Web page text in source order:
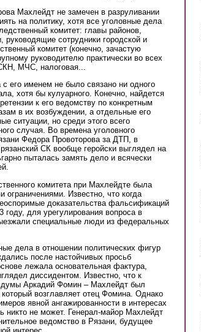
Махлейдт не замечен в разруливании
на политику, хотя все уголовные дела
комитет: главы районов,
руководящие сотрудники городской и
комитет (конечно, зачастую
руководителю практически во всех
МЧС, налоговая...
его именем не было связано ни одного
хотя бы кулуарного. Конечно, найдется
к его ведомству по конкретным
в их возбуждении, а отдельные его
ситуации, но среди этого всего
случая. Во времена уголовного
Федора Провоторова за ДТП, в
СК вообще геройски выглядел на
пыталась замять дело и всячески
комитета при Махлейдте была
Известно, что когда
доказательства фальсификаций
году, для урегулирования вопроса в
специальные люди из федеральных
дела в отношении политических фигур
после настойчивых просьб
лежала основательная фактура,
диссидентом. Известно, что к
Аркадий Фомин – Махлейдт был
возглавляет отец Фомина. Однако
явной ангажированности в интересах
никто не может. Генерал-майор Махлейдт
ведомство в Рязани, будущее